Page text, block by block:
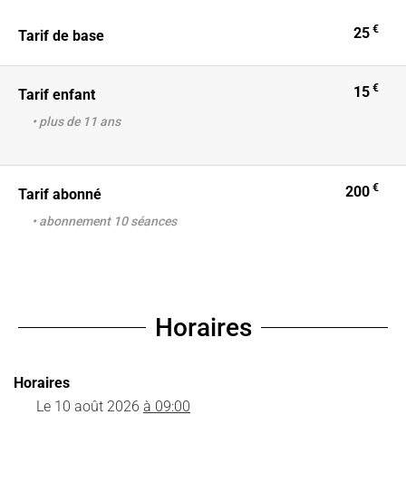
Tarif de base 25 €
Tarif enfant 15 €
• plus de 11 ans
Tarif abonné 200 €
• abonnement 10 séances
Horaires
Horaires
Le 10 août 2026 à 09:00